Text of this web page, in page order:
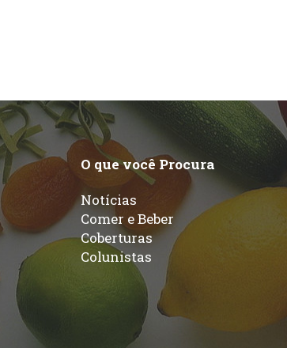
O que você Procura
Notícias
Comer e Beber
Coberturas
Colunistas